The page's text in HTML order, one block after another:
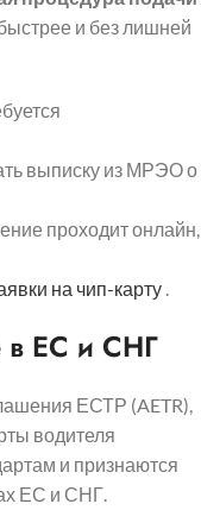
и без лишней
выписку из МРЭО о
проходит онлайн,
на чип-карту
в ЕС и СНГ
ЕСТР (AETR),
водителя
и признаются
ЕС и СНГ.